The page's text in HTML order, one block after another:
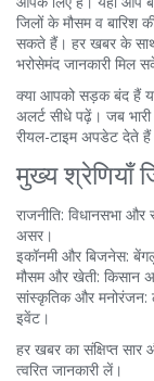
जिलों के मौसम व बारिश
सकते हैं। हर खबर के साथ
भरोसेमंद जानकारी मिल
क्या आपको सड़क बंद हैं या
अलर्ट सीधे पढ़ें। जब
रीयल-टाइम अपडेट देते हैं
मुख्य श्रेणियाँ
राजनीति: विधानसभा और
असर।
इकॉनमी और बिजनेस:
मौसम और खेती: किसान
सांस्कृतिक और मनोरंजन:
इवेंट।
हर खबर का संक्षिप्त सार
त्वरित जानकारी लें।